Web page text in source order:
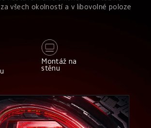
všech okolností a v libovolné poloze
Montáž na
stěnu